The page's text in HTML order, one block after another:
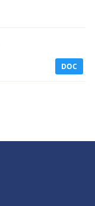
DOC